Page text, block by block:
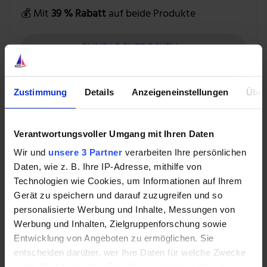
Zustimmung Details Anzeigeneinstellungen
Verantwortungsvoller Umgang mit Ihren Daten
Wir und unsere 3 Partner verarbeiten Ihre persönlichen
Daten, wie z. B. Ihre IP-Adresse, mithilfe von
Technologien wie Cookies, um Informationen auf Ihrem
Gerät zu speichern und darauf zuzugreifen und so
personalisierte Werbung und Inhalte, Messungen von
Werbung und Inhalten, Zielgruppenforschung sowie
Entwicklung von Angeboten zu ermöglichen. Sie
entscheiden darüber, wer Ihre Daten für welche Zwecke
💰 Mit 39 % Rabattauf beide Produkte
BUNDLE ENTDECKEN »
Kursfeuerwerk durch Schließung der
Metaverse-Sparte?
Trotz der starken Aufholjagd in den letzten Monaten
ist es fraglich, ob der Kurs der Aktie jemals wieder den
Höchststand vom September 2021 erreichen kann,
solange die steigenden Milliardenverluste im Bereich
Reality Labs das Ergebnis von Meta derart belasten.
Sollte sich das Unternehmen allerdings dazu
entschließen, seine Reality-Labs-Aktivitäten